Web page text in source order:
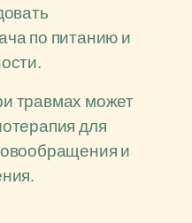
по питанию и
травмах может
для
и